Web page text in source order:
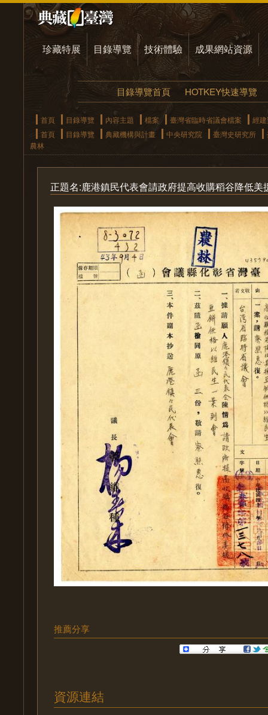
珍藏特展 目錄導覽 技術體驗 成果網站資源
目錄導覽首頁 HOTKEY快速導覽
首頁 目錄導覽 內容主題 檔案 臺灣省臨時省議會檔案
經
首頁
目錄導覽 典藏機構與計畫 中央研究院 臺灣史研究所
農林
正題名:鹿港鎮民代表會請政府提高收購稻谷降低美
推薦分享
資源連結